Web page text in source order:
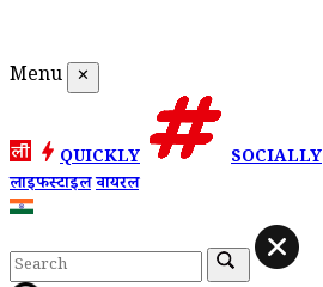
Menu ✕
QUICKLY SOCIALLY
लाइफस्टाइलवायरल